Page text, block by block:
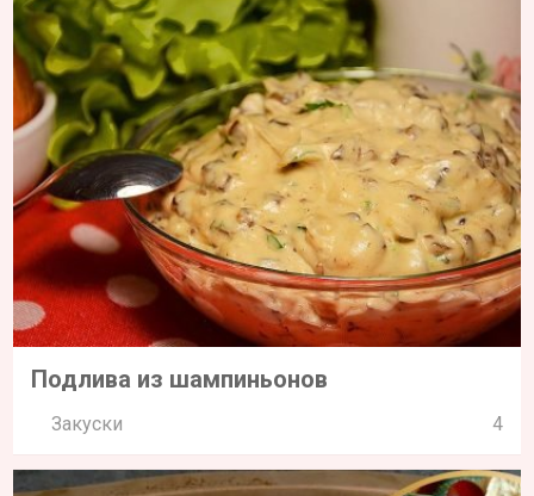
Подлива из шампиньонов
Закуски 4